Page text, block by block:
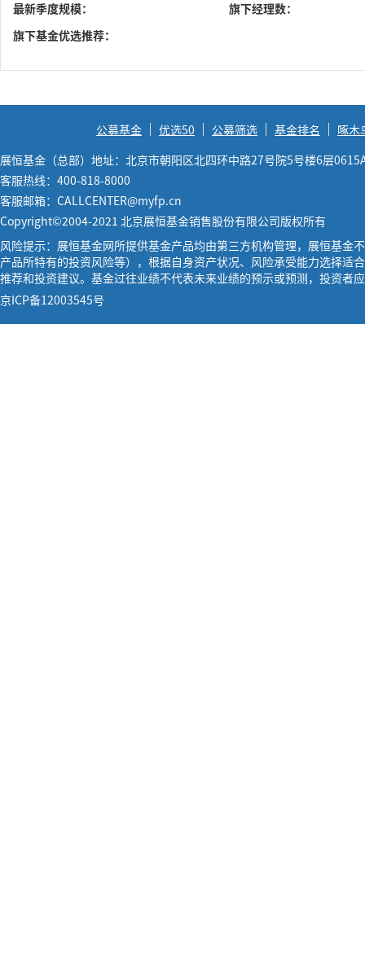
最新季度规模：
旗下经理数：
旗下基金优选推荐：
公募基金 优选50 公募筛选 基金排名
啄木
展恒基金（总部）地址：北京市朝阳区北四环中路27号院5号楼6层
客服热线：400-818-8000
客服邮箱：CALLCENTER@myfp.cn
Copyright©2004-2021 北京展恒基金销售股份有限公司版权所有
风险提示：展恒基金网所提供基金产品均由第三方机构管理，展恒基
产品所特有的投资风险等），根据自身资产状况、风险承受能力选择
推荐和投资建议。基金过往业绩不代表未来业绩的预示或预测，投资者
京ICP备12003545号